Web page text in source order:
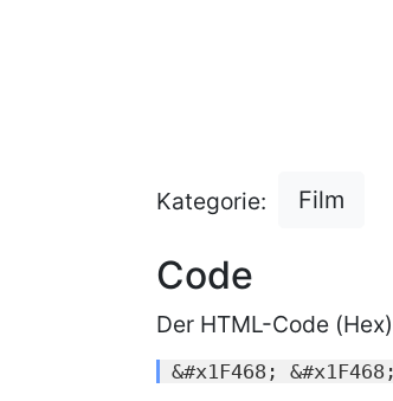
Kategorie: Film
Code
Der HTML-Code
&#x1F468;